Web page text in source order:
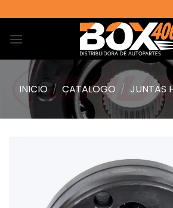
al
contenido
INICIO / CATALOGO / JUNTAS